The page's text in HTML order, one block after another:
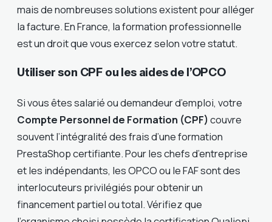
mais de nombreuses solutions existent pour alléger
la facture. En France, la formation professionnelle
est un droit que vous exercez selon votre statut.
Utiliser son CPF ou les aides de l’OPCO
Si vous êtes salarié ou demandeur d’emploi, votre
Compte Personnel de Formation (CPF)couvre
souvent l’intégralité des frais d’une formation
PrestaShop certifiante. Pour les chefs d’entreprise
et les indépendants, les OPCO ou le FAF sont des
interlocuteurs privilégiés pour obtenir un
financement partiel ou total. Vérifiez que